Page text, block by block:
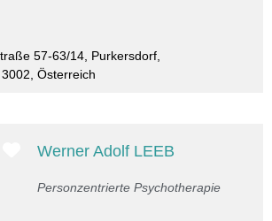
57-63/14, Purkersdorf,
Österreich
Favorit
Werner Adolf LEEB
Personzentrierte Psychotherapie